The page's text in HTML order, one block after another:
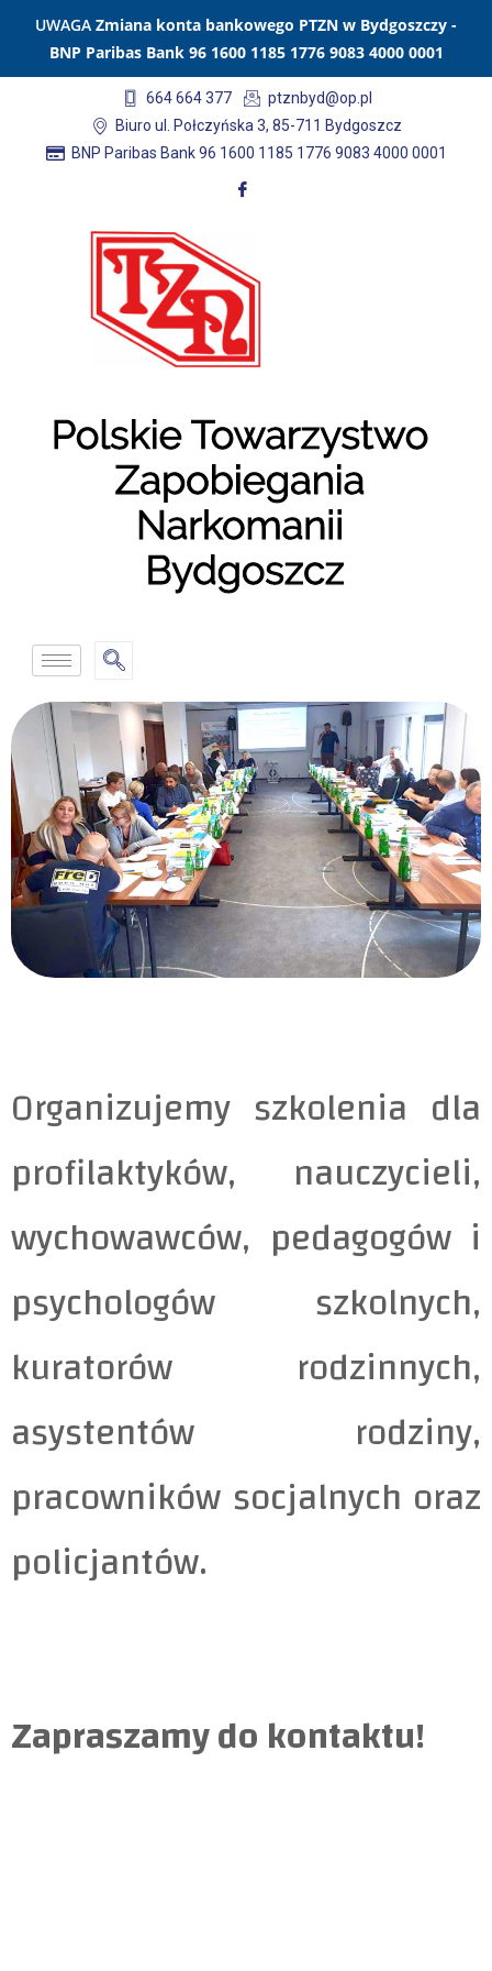
UWAGA Zmiana konta bankowego PTZN w Bydgoszczy -
BNP Paribas Bank 96 1600 1185 1776 9083 4000 0001
664 664 377
ptznbyd@op.pl
Biuro ul. Połczyńska 3, 85-711 Bydgoszcz
BNP Paribas Bank 96 1600 1185 1776 9083 4000 0001
Organizujemy szkolenia dla
profilaktyków, nauczycieli,
wychowawców, pedagogów i
psychologów szkolnych,
kuratorów rodzinnych,
asystentów rodziny,
pracowników socjalnych oraz
policjantów.
Zapraszamy do kontaktu!